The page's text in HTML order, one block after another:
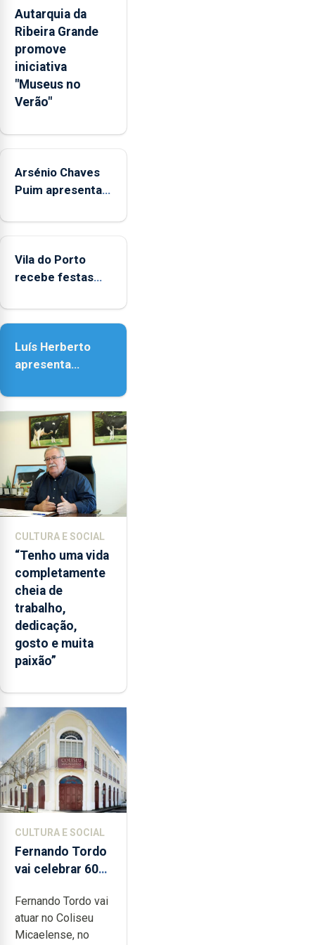
pessoais,
emocionais
e
sociais
junto
das
Autarquia da
Ribeira Grande
promove
iniciativa
"Museus no
Verão"
Arsénio Chaves
Puim apresenta
Biblioteca de Vila
Vila do Porto
recebe festas
Nossa Senhora
Luís Herberto
apresenta
Paisagem’
CULTURA E SOCIAL
“Tenho uma vida
completamente
cheia de
trabalho,
dedicação,
gosto e muita
paixão”
CULTURA E SOCIAL
Fernando Tordo
vai celebrar 60
no Coliseu
Micaelense
Fernando Tordo vai
atuar no Coliseu
Micaelense, no